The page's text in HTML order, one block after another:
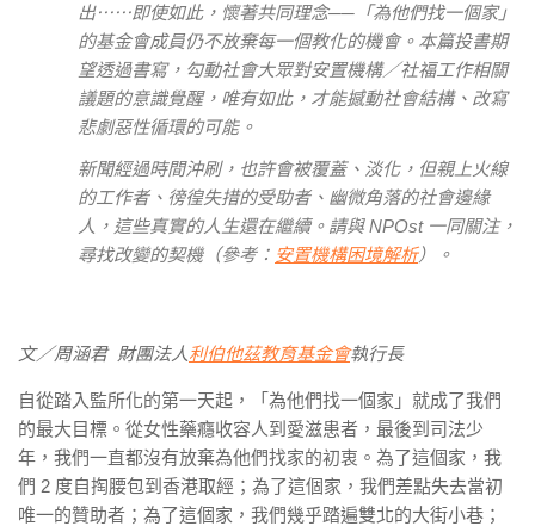
出⋯⋯即使如此，懷著共同理念──「為他們找一個家」
的基金會成員仍不放棄每一個教化的機會。本篇投書期
望透過書寫，勾動社會大眾對安置機構／社福工作相關
議題的意識覺醒，唯有如此，才能撼動社會結構、改寫
悲劇惡性循環的可能。
新聞經過時間沖刷，也許會被覆蓋、淡化，但親上火線
的工作者、徬徨失措的受助者、幽微角落的社會邊緣
人，這些真實的人生還在繼續。請與 NPOst 一同關注，
尋找改變的契機（參考： 安置機構困境解析）。
文／周涵君 財團法人利伯他茲教育基金會執行長
自從踏入監所化的第一天起，「為他們找一個家」就成了我們
的最大目標。從女性藥癮收容人到愛滋患者，最後到司法少
年，我們一直都沒有放棄為他們找家的初衷。為了這個家，我
們 2 度自掏腰包到香港取經；為了這個家，我們差點失去當初
唯一的贊助者；為了這個家，我們幾乎踏遍雙北的大街小巷；